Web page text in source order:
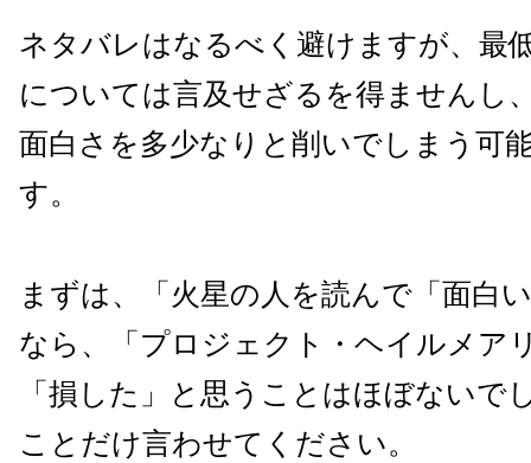
ネタバレはなるべく避けますが、最
については言及せざるを得ませんし
面白さを多少なりと削いでしまう可
す。
まずは、「火星の人を読んで「面白
なら、「プロジェクト・ヘイルメア
「損した」と思うことはほぼないで
ことだけ言わせてください。